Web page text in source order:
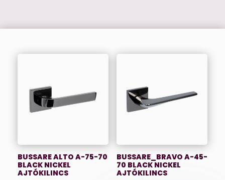
BUSSARE ALTO A-75-70
BLACK NICKEL
AJTÓKILINCS
BUSSARE_BRAVO A-45-
70 BLACK NICKEL
AJTÓKILINCS